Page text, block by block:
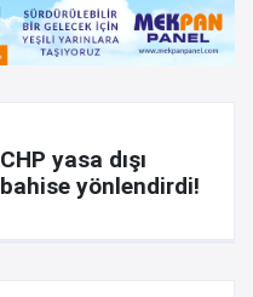
CHP yasa dışı
bahise yönlendirdi!